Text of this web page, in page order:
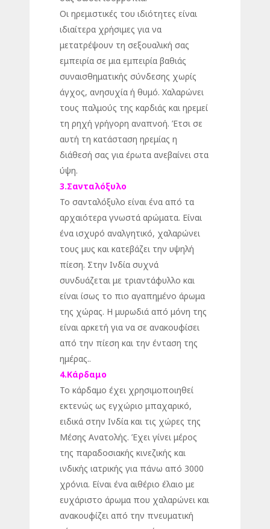
Οι ηρεμιστικές του ιδιότητες είναι
ιδιαίτερα χρήσιμες για να
μετατρέψουν τη σεξουαλική σας
εμπειρία σε μια εμπειρία βαθιάς
συναισθηματικής σύνδεσης χωρίς
άγχος, ανησυχία ή θυμό. Χαλαρώνει
τους παλμούς της καρδιάς και ηρεμεί
τη ρηχή γρήγορη αναπνοή. Έτσι σε
αυτή τη κατάσταση ηρεμίας η
διάθεσή σας για έρωτα ανεβαίνει στα
ύψη.
3.Σανταλόξυλο
Το σανταλόξυλο είναι ένα από τα
αρχαιότερα γνωστά αρώματα. Είναι
ένα ισχυρό αναλγητικό, χαλαρώνει
τους μυς και κατεβάζει την υψηλή
πίεση. Στην Ινδία συχνά
συνδυάζεται με τριαντάφυλλο και
είναι ίσως το πιο αγαπημένο άρωμα
της χώρας. Η μυρωδιά από μόνη της
είναι αρκετή για να σε ανακουφίσει
από την πίεση και την ένταση της
ημέρας..
4.Κάρδαμο
Το κάρδαμο έχει χρησιμοποιηθεί
εκτενώς ως εγχώριο μπαχαρικό,
ειδικά στην Ινδία και τις χώρες της
Μέσης Ανατολής. Έχει γίνει μέρος
της παραδοσιακής κινεζικής και
ινδικής ιατρικής για πάνω από 3000
χρόνια. Είναι ένα αιθέριο έλαιο με
ευχάριστο άρωμα που χαλαρώνει και
ανακουφίζει από την πνευματική